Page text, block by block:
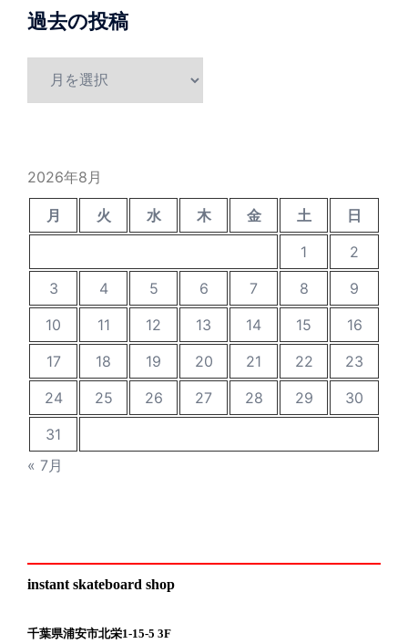
過去の投稿
2026年8月
月 火 水 木 金 土
日
1
2
3
4 5 6 7 8
9
10
11 12 13 14 15
16
17
18 19 20 21 22
23
24
25 26 27 28 29
30
31
« 7月
instant skateboard shop
千葉県浦安市北栄1-15-5 3F